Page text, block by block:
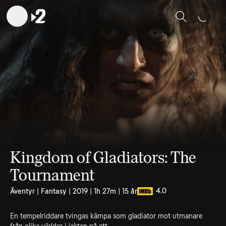
Sök
Kingdom of Gladiators: The
Tournament
Äventyr | Fantasy | 2019 | 1h 27m | 15 år 4.0
En tempelriddare tvingas kämpa som gladiator mot utmanare